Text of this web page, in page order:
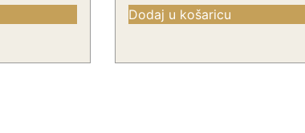
Dodaj u košaricu